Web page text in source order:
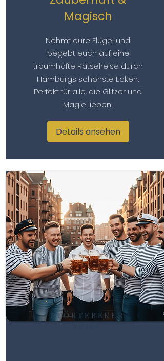
Magisch
Nehmt eure Flügel und
begebt euch auf eine
traumhafte Rätselreise durch
Hamburgs schönste Ecken.
Perfekt für alle, die Glitzer und
Magie lieben!
Details ansehen
STÖRTEBEKER